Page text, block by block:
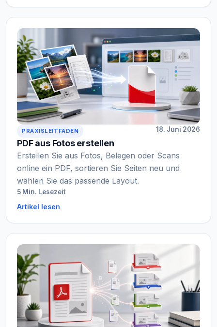
PRAXISLEITFADEN 18. Juni 2026
PDF aus Fotos erstellen
Erstellen Sie aus Fotos, Belegen oder Scans
online ein PDF, sortieren Sie Seiten neu und
wählen Sie das passende Layout.
5 Min. Lesezeit
Artikel lesen